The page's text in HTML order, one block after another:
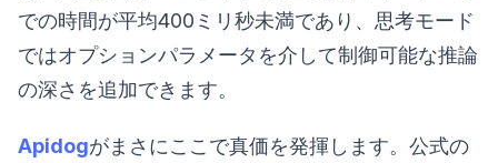
での時間が平均400ミリ秒未満であり、思考モード
ではオプションパラメータを介して制御可能な推論
の深さを追加できます。
Apidogがまさにここで真価を発揮します。公式の